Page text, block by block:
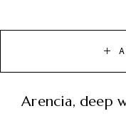
arencia, deep